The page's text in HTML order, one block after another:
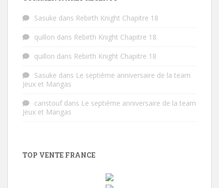
Sasuke dans Rebirth Knight Chapitre 18
quillon dans Rebirth Knight Chapitre 18
quillon dans Rebirth Knight Chapitre 18
Sasuke dans Le septième anniversaire de la team
Jeux et Mangas
caristoufdans Le septième anniversaire de la team
Jeux et Mangas
TOP VENTE FRANCE